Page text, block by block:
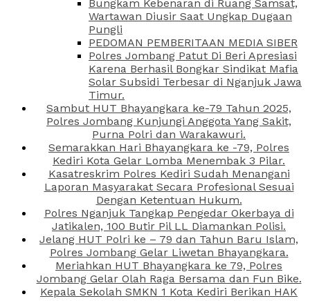
Bungkam Kebenaran di Ruang Samsat,
Wartawan Diusir Saat Ungkap Dugaan
Pungli
PEDOMAN PEMBERITAAN MEDIA SIBER
Polres Jombang Patut Di Beri Apresiasi
Karena Berhasil Bongkar Sindikat Mafia
Solar Subsidi Terbesar di Nganjuk Jawa
Timur.
Sambut HUT Bhayangkara ke-79 Tahun 2025,
Polres Jombang Kunjungi Anggota Yang Sakit,
Purna Polri dan Warakawuri.
Semarakkan Hari Bhayangkara ke -79, Polres
Kediri Kota Gelar Lomba Menembak 3 Pilar.
Kasatreskrim Polres Kediri Sudah Menangani
Laporan Masyarakat Secara Profesional Sesuai
Dengan Ketentuan Hukum.
Polres Nganjuk Tangkap Pengedar Okerbaya di
Jatikalen, 100 Butir Pil LL Diamankan Polisi.
Jelang HUT Polri ke – 79 dan Tahun Baru Islam,
Polres Jombang Gelar Liwetan Bhayangkara.
Meriahkan HUT Bhayangkara ke 79, Polres
Jombang Gelar Olah Raga Bersama dan Fun Bike.
Kepala Sekolah SMKN 1 Kota Kediri Berikan HAK